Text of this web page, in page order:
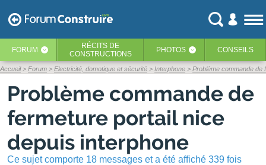
FORUM ‹ RÉCITS DE
CONSTRUCTIONS
PHOTOS ‹ CONSEILS
Accueil Forum Electricité, domotique et sécurité Interphone Problème commande de
Problème commande de
fermeture portail nice
depuis interphone
Ce sujet comporte 18 messages et a été affiché 339 fois